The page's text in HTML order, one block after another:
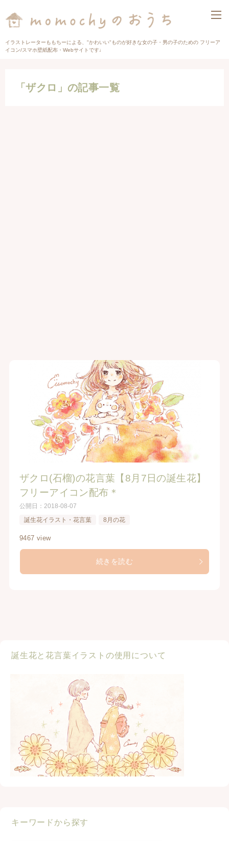
イラストレーターももちーによる、"かわいい"ものが好きな女の子・男の子のための フリーア
イコン/スマホ壁紙配布・Webサイトです♩
「ザクロ」の記事一覧
ザクロ(石榴)の花言葉【8月7日の誕生花】
フリーアイコン配布＊
公開日： 2018-08-07
誕生花イラスト・花言葉
8月の花
9467 view
続きを読む
誕生花と花言葉イラストの使用について
キーワードから探す